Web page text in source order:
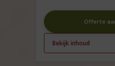
Offerte
Bekijk inhoud